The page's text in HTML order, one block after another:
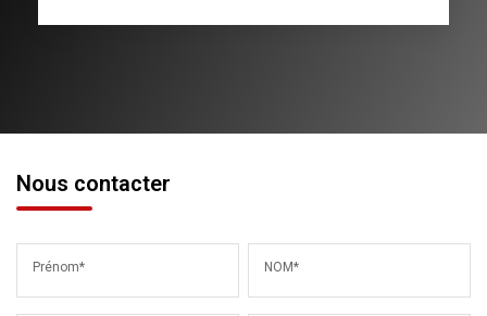
Nous contacter
Prénom* NOM*